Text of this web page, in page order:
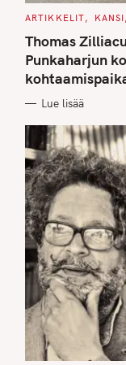
C
T
E
G
O
R
I
S
ARTIKKELIT KANSI
Thomas
Punkaharjun
Lue lisää